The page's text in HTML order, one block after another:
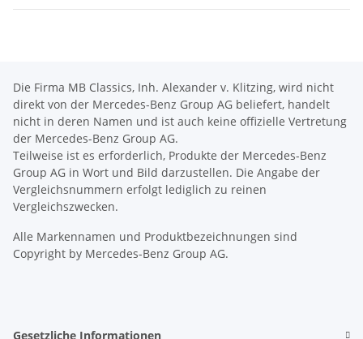
Die Firma MB Classics, Inh. Alexander v. Klitzing, wird nicht
direkt von der Mercedes-Benz Group AG beliefert, handelt
nicht in deren Namen und ist auch keine offizielle Vertretung
der Mercedes-Benz Group AG.
Teilweise ist es erforderlich, Produkte der Mercedes-Benz
Group AG in Wort und Bild darzustellen. Die Angabe der
Vergleichsnummern erfolgt lediglich zu reinen
Vergleichszwecken.
Alle Markennamen und Produktbezeichnungen sind
Copyright by Mercedes-Benz Group AG.
Gesetzliche Informationen